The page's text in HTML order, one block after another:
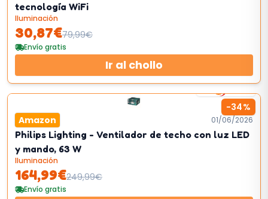
tecnología WiFi
Iluminación
30,87€79,99€
Envío gratis
Ir al chollo
-34%
4km/h
Amazon 01/06/2026
Philips Lighting - Ventilador de techo con luz LED
y mando, 63 W
Iluminación
164,99€249,99€
Envío gratis